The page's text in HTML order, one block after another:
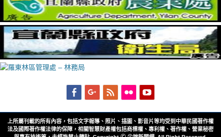
FacebookGoogleplus
Feed Flickr
上所屬刊載的所有內容，包括文字報導、照片、插圖、影音片等均受到中華民國著作權
法及國際著作權法律的保障，相關智慧財產權包括商標權、專利權、著作權、營業秘密